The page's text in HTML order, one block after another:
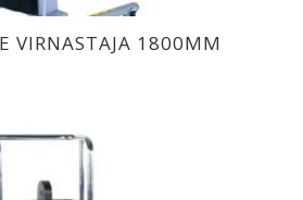
VIRNASTAJA 1800MM